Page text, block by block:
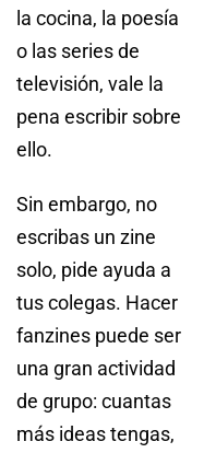
la cocina, la poesía
o las series de
televisión, vale la
pena escribir sobre
ello.
Sin embargo, no
escribas un zine
solo, pide ayuda a
tus colegas. Hacer
fanzines puede ser
una gran actividad
de grupo: cuantas
más ideas tengas,